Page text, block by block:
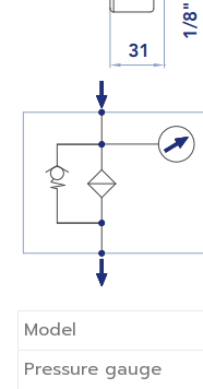
Model
Pressure gauge